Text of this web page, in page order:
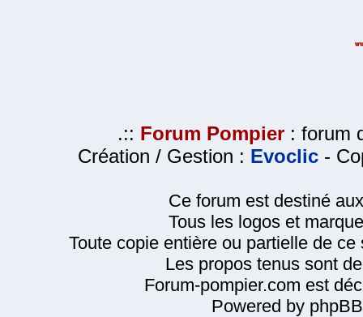
.:: Forum Pompier : forum
Création / Gestion : Evoclic -
Ce forum est destiné
Tous les logos et
Toute copie entière ou partielle de
Les propos tenus sont
Forum-pompier.com est
Powered by